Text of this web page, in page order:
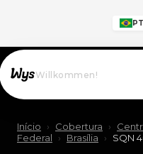
PT
Willkommen!
Início › Cobertura ›
Federal
› Brasília › SQN